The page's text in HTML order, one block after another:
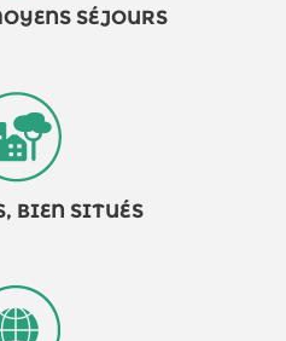
SÉJOURS
BIEN SITUÉS